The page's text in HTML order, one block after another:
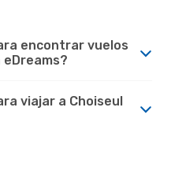
encontrar vuelos
viajar a Choiseul